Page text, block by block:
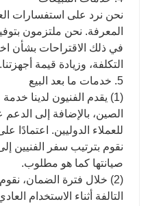
نحن نرد على استفسارات
المعرفة. نحن ملتزمون
في ذلك الاقتراحات بشأن
التكلفة، وزيادة قيمة أجهزتنا.
5. خدمات ما بعد البيع
(1) يقدم الفنيون لدينا
الصين، بالإضافة إلى الدعم
للعملاء الدوليين. اعتمادًا
نقوم بترتيب سفر الفنيين
صيانتها كما هو مطلوب.
(2) خلال فترة الضمان،
التالفة أثناء الاستخدام